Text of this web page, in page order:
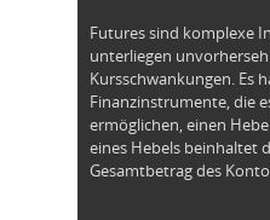
Futures sind komplexe
unterliegen
Kursschwankungen. Es
Finanzinstrumente, die
ermöglichen, einen
eines Hebels beinhaltet
Gesamtbetrag des